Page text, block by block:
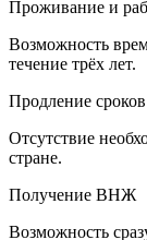
Проживание и
Возможность
течение трёх лет.
Продление сроков
Отсутствие
стране.
Получение ВНЖ
Возможность